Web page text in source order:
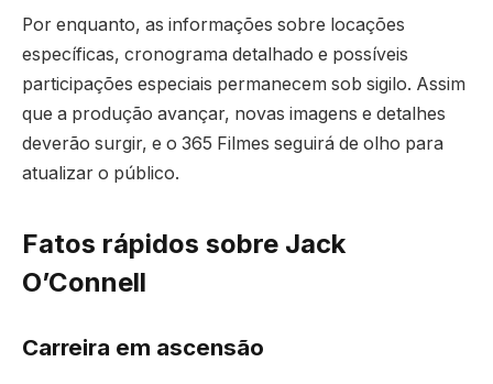
Por enquanto, as informações sobre locações
específicas, cronograma detalhado e possíveis
participações especiais permanecem sob sigilo. Assim
que a produção avançar, novas imagens e detalhes
deverão surgir, e o 365 Filmes seguirá de olho para
atualizar o público.
Fatos rápidos sobre Jack
O’Connell
Carreira em ascensão